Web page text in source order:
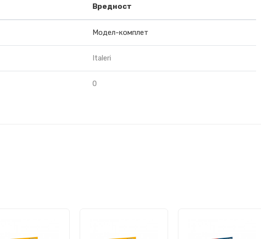
Вредност
Модел-комплет
Italeri
0